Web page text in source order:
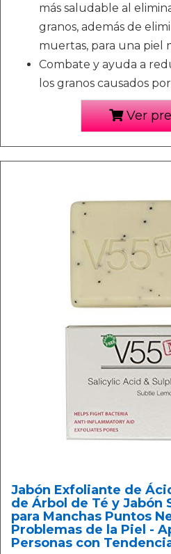
más saludable al
granos, además de
muertas, para una piel
Combate y ayuda a
los granos causados
Ver
Jabón Exfoliante de
de Árbol de Té y Jabón
para Manchas Puntos
Problemas de la Piel -
Personas con